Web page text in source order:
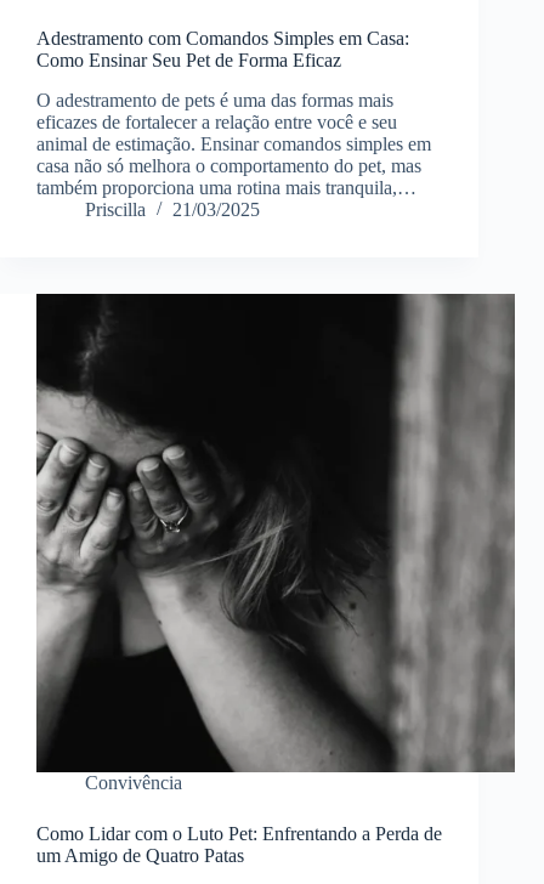
Adestramento com Comandos Simples em Casa:
Como Ensinar Seu Pet de Forma Eficaz
O adestramento de pets é uma das formas mais
eficazes de fortalecer a relação entre você e seu
animal de estimação. Ensinar comandos simples em
casa não só melhora o comportamento do pet, mas
também proporciona uma rotina mais tranquila,…
Priscilla
21/03/2025
Convivência
Como Lidar com o Luto Pet: Enfrentando a Perda de
um Amigo de Quatro Patas